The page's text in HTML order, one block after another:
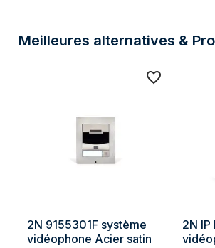
Largeur
Meilleures alternatives &
2N 9155301F système
vidéophone Acier satin
2N IP